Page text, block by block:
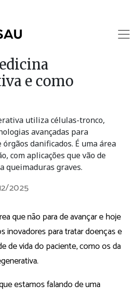
e como
utiliza células-tronco,
avançadas para
danificados. É uma área
com aplicações que vão de
queimaduras graves.
2025
que não para de avançar e hoje
inovadores para tratar doenças e
de vida do paciente, como os da
estamos falando de uma